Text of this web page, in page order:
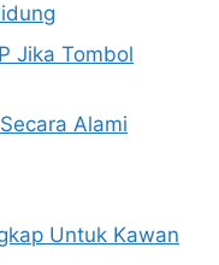
Jika Tombol
Alami
Untuk Kawan